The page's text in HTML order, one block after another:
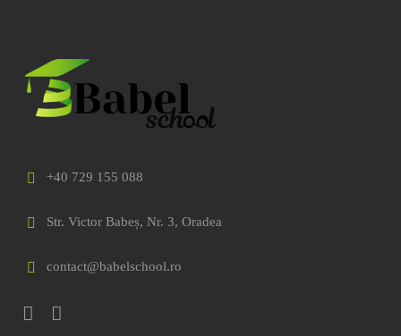
+40 729 155 088
Str. Victor Babeș, Nr. 3, Oradea
contact@babelschool.ro